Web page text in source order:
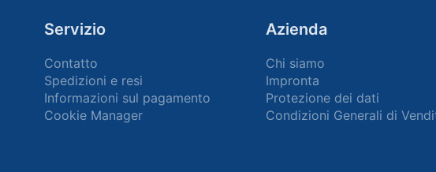
Servizio
Contatto
Spedizioni e resi
Informazioni sul pagamento
Cookie Manager
Azienda
Chi siamo
Impronta
Protezione dei dati
Condizioni Generali di